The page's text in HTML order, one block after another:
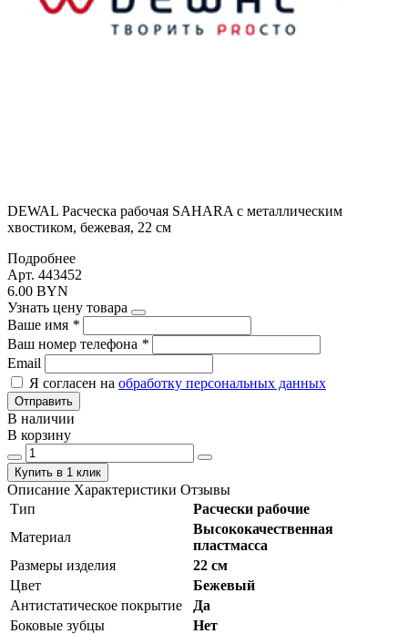
DEWAL Расческа рабочая SAHARA с металлическим
хвостиком, бежевая, 22 см
Подробнее
Арт. 443452
6.00 BYN
Узнать цену товара
Ваше имя *
Ваш номер телефона *
Email
Я согласен на обработку персональных данных
Отправить
В наличии
В корзину
Купить в 1 клик
Описание Характеристики Отзывы
Тип
Расчески рабочие
Материал
Высококачественная
пластмасса
Размеры изделия
22 см
Цвет
Бежевый
Антистатическое покрытие
Да
Боковые зубцы
Нет